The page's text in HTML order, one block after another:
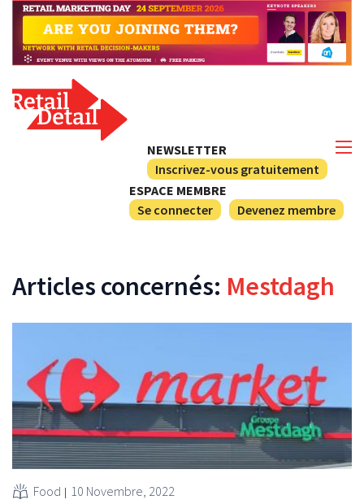
NEWSLETTER
Inscrivez-vous gratuitement
ESPACE MEMBRE
Se connecter
Devenez membre
Articles concernés: Mestdagh
Food 10 Novembre, 2022